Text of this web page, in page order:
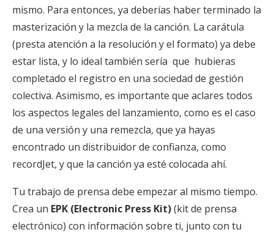
mismo. Para entonces, ya deberías haber terminado la
masterización y la mezcla de la canción. La carátula
(presta atención a la resolución y el formato) ya debe
estar lista, y lo ideal también sería que hubieras
completado el registro en una sociedad de gestión
colectiva. Asimismo, es importante que aclares todos
los aspectos legales del lanzamiento, como es el caso
de una versión y una remezcla, que ya hayas
encontrado un distribuidor de confianza, como
recordJet, y que la canción ya esté colocada ahí.
Tu trabajo de prensa debe empezar al mismo tiempo.
Crea un EPK (Electronic Press Kit)(kit de prensa
electrónico) con información sobre ti, junto con tu